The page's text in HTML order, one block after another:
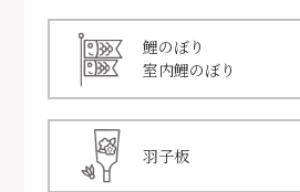
鯉のぼり
室内鯉のぼり
羽子板